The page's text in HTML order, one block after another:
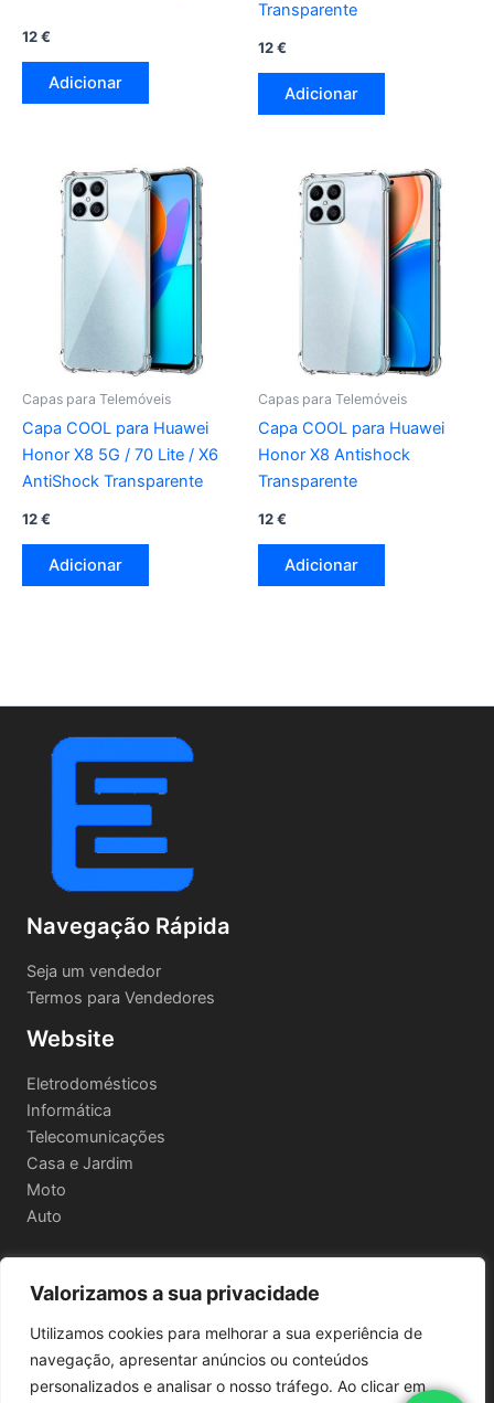
Valorizamos a sua privacidade
Utilizamos cookies para melhorar a sua experiência de
navegação, apresentar anúncios ou conteúdos
personalizados e analisar o nosso tráfego. Ao clicar em
12€
Adicionar
Transparente
12€
Adicionar
Capas para Telemóveis
Capa COOL para Huawei
Honor X8 5G / 70 Lite / X6
AntiShock Transparente
12€
Adicionar
Capas para Telemóveis
Capa COOL para Huawei
Honor X8 Antishock
Transparente
12€
Adicionar
Navegação Rápida
Seja um vendedor
Termos para Vendedores
Website
Eletrodomésticos
Informática
Telecomunicações
Casa e Jardim
Moto
Auto
Informações Legais
Política de privacidade
Termos e Condições